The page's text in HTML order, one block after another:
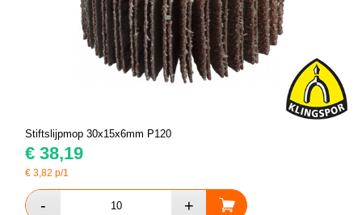
Stiftslijpmop 30x15x6mm P120
€ 38,19
€3,82 p/1